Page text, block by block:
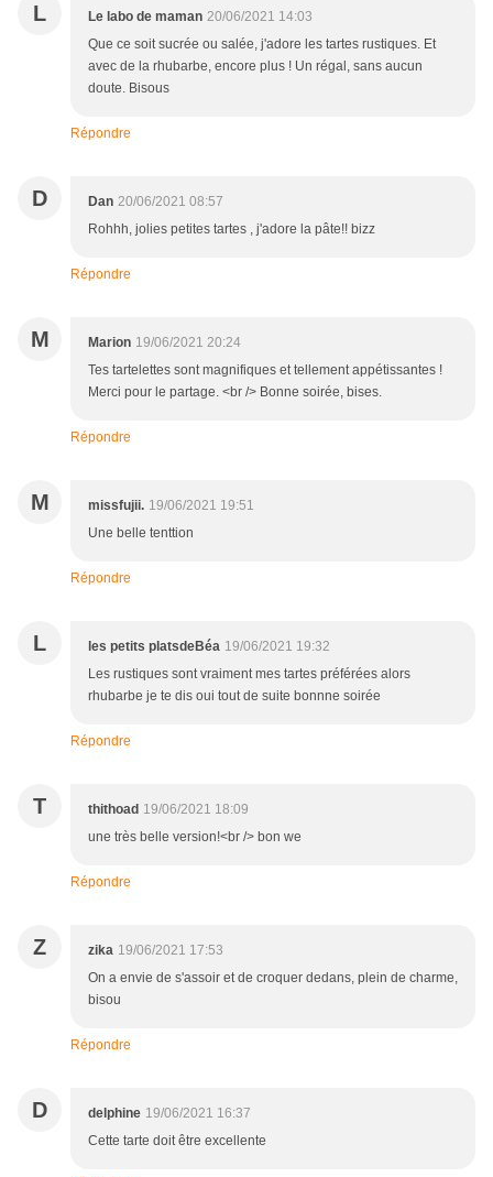
L Le labo de maman 20/06/2021 14:03
Que ce soit sucrée ou salée, j'adore les tartes rustiques. Et
avec de la rhubarbe, encore plus ! Un régal, sans aucun
doute. Bisous
Répondre
D Dan 20/06/2021 08:57
Rohhh, jolies petites tartes , j'adore la pâte!! bizz
Répondre
M Marion 19/06/2021 20:24
Tes tartelettes sont magnifiques et tellement appétissantes !
Merci pour le partage. <br /> Bonne soirée, bises.
Répondre
M missfujii. 19/06/2021 19:51
Une belle tenttion
Répondre
L les petits platsdeBéa 19/06/2021 19:32
Les rustiques sont vraiment mes tartes préférées alors
rhubarbe je te dis oui tout de suite bonnne soirée
Répondre
T thithoad 19/06/2021 18:09
une très belle version!<br /> bon we
Répondre
Z zika 19/06/2021 17:53
On a envie de s'assoir et de croquer dedans, plein de charme,
bisou
Répondre
D delphine 19/06/2021 16:37
Cette tarte doit être excellente